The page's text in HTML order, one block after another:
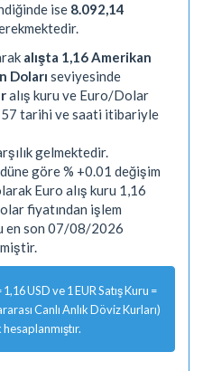
ise 8.092,14
alışta 1,16 Amerikan
Doları seviyesinde
alış kuru ve Euro/Dolar
tarihi ve saati itibariyle
gelmektedir.
göre % +0.01 değişim
Euro alış kuru 1,16
fiyatından işlem
en son 07/08/2026
USD ve 1 EUR Satış Kuru =
Canlı Anlık Döviz Kurları)